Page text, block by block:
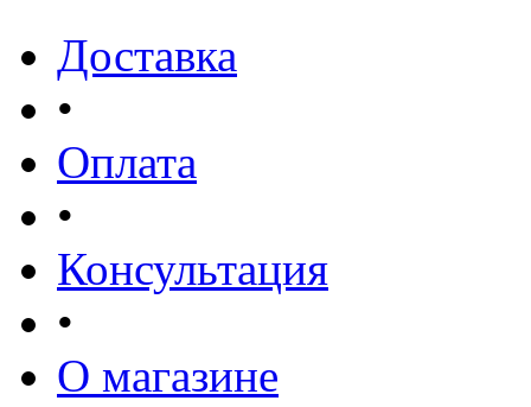
Доставка
•
Оплата
•
Консультация
•
О магазине